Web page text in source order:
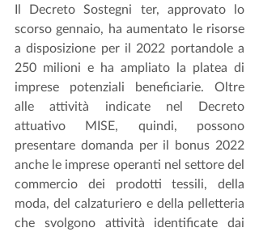
Il Decreto Sostegni ter, approvato lo
scorso gennaio, ha aumentato le risorse
a disposizione per il 2022 portandole a
250 milioni e ha ampliato la platea di
imprese potenziali beneficiarie. Oltre
alle attività indicate nel Decreto
attuativo MISE, quindi, possono
presentare domanda per il bonus 2022
anche le imprese operanti nel settore del
commercio dei prodotti tessili, della
moda, del calzaturiero e della pelletteria
che svolgono attività identificate dai